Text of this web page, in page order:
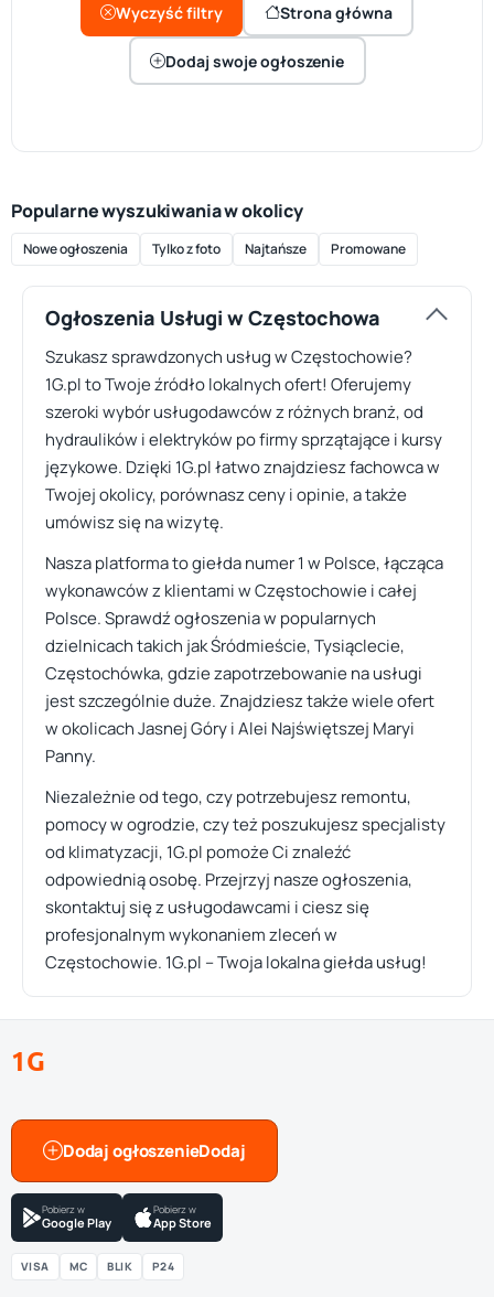
Wyczyść filtry Strona główna
Dodaj swoje ogłoszenie
Popularne wyszukiwania w okolicy
Nowe ogłoszenia Tylko z foto Najtańsze Promowane
Ogłoszenia Usługi w Częstochowa
Szukasz sprawdzonych usług w Częstochowie?
1G.pl to Twoje źródło lokalnych ofert! Oferujemy
szeroki wybór usługodawców z różnych branż, od
hydraulików i elektryków po firmy sprzątające i kursy
językowe. Dzięki 1G.pl łatwo znajdziesz fachowca w
Twojej okolicy, porównasz ceny i opinie, a także
umówisz się na wizytę.
Nasza platforma to giełda numer 1 w Polsce, łącząca
wykonawców z klientami w Częstochowie i całej
Polsce. Sprawdź ogłoszenia w popularnych
dzielnicach takich jak Śródmieście, Tysiąclecie,
Częstochówka, gdzie zapotrzebowanie na usługi
jest szczególnie duże. Znajdziesz także wiele ofert
w okolicach Jasnej Góry i Alei Najświętszej Maryi
Panny.
Niezależnie od tego, czy potrzebujesz remontu,
pomocy w ogrodzie, czy też poszukujesz specjalisty
od klimatyzacji, 1G.pl pomoże Ci znaleźć
odpowiednią osobę. Przejrzyj nasze ogłoszenia,
skontaktuj się z usługodawcami i ciesz się
profesjonalnym wykonaniem zleceń w
Częstochowie. 1G.pl – Twoja lokalna giełda usług!
1G
Dodaj ogłoszenie
Pobierz w
Google Play
Pobierz w
App Store
VISA MC BLIK P24